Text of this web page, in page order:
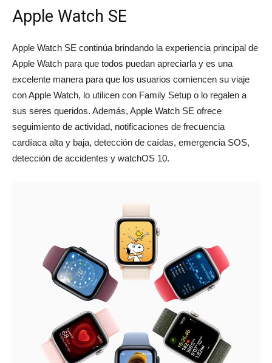
Apple Watch SE
Apple Watch SE continúa brindando la experiencia principal de
Apple Watch para que todos puedan apreciarla y es una
excelente manera para que los usuarios comiencen su viaje
con Apple Watch, lo utilicen con Family Setup o lo regalen a
sus seres queridos. Además, Apple Watch SE ofrece
seguimiento de actividad, notificaciones de frecuencia
cardíaca alta y baja, detección de caídas, emergencia SOS,
detección de accidentes y watchOS 10.